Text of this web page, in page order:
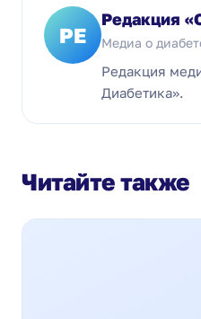
РЕ
Редакция
Медиа о
Редакция
Диабетика».
Читайте также